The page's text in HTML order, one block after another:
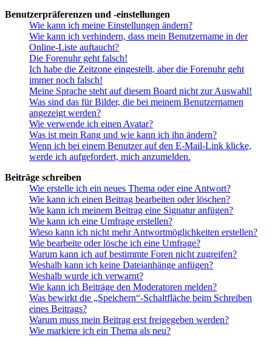
Benutzerpräferenzen und -einstellungen
Wie kann ich meine Einstellungen ändern?
Wie kann ich verhindern, dass mein Benutzername in der
Online-Liste auftaucht?
Die Forenuhr geht falsch!
Ich habe die Zeitzone eingestellt, aber die Forenuhr geht
immer noch falsch!
Meine Sprache steht auf diesem Board nicht zur Auswahl!
Was sind das für Bilder, die bei meinem Benutzernamen
angezeigt werden?
Wie verwende ich einen Avatar?
Was ist mein Rang und wie kann ich ihn ändern?
Wenn ich bei einem Benutzer auf den E-Mail-Link klicke,
werde ich aufgefordert, mich anzumelden.
Beiträge schreiben
Wie erstelle ich ein neues Thema oder eine Antwort?
Wie kann ich einen Beitrag bearbeiten oder löschen?
Wie kann ich meinem Beitrag eine Signatur anfügen?
Wie kann ich eine Umfrage erstellen?
Wieso kann ich nicht mehr Antwortmöglichkeiten erstellen?
Wie bearbeite oder lösche ich eine Umfrage?
Warum kann ich auf bestimmte Foren nicht zugreifen?
Weshalb kann ich keine Dateianhänge anfügen?
Weshalb wurde ich verwarnt?
Wie kann ich Beiträge den Moderatoren melden?
Was bewirkt die „Speichern“-Schaltfläche beim Schreiben
eines Beitrags?
Warum muss mein Beitrag erst freigegeben werden?
Wie markiere ich ein Thema als neu?